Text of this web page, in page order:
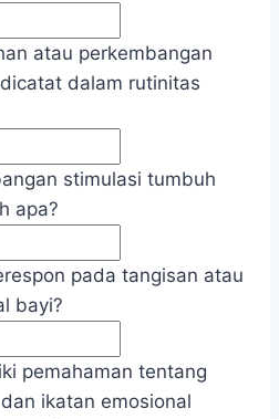
atau perkembangan
dalam rutinitas
stimulasi tumbuh
apa?
pada tangisan atau
bayi?
pemahaman tentang
ikatan emosional